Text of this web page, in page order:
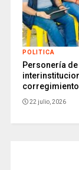
POLITICA
Personería
corregimiento
22 julio, 2026